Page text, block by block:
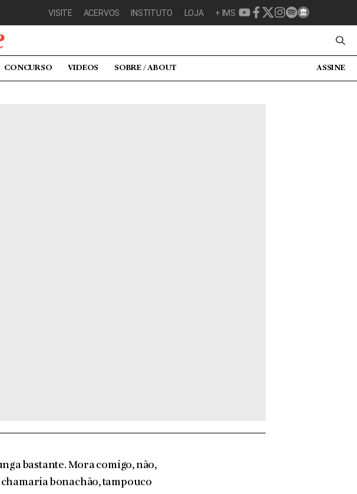
VISITE ACERVOS INSTITUTO LOJA + IMS
CONCURSO VIDEOS SOBRE / ABOUT ASSINE
bas­tante. Mora comigo, não,
bonachão, tampouco